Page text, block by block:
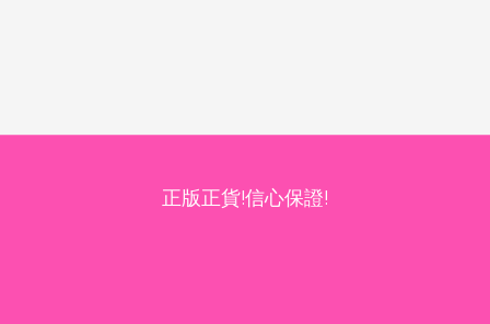
正版正貨!信心保證!